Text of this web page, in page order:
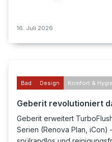
16. Juli 2026
Bad Design Komfort &
Geberit revolutioniert
Geberit erweitert
Serien (Renova Plan, iCon)